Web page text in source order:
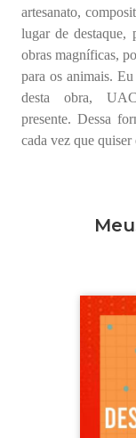
artesanato,
lugar de destaque,
obras magníficas,
para os animais.
desta obra,
presente. Dessa
cada vez que